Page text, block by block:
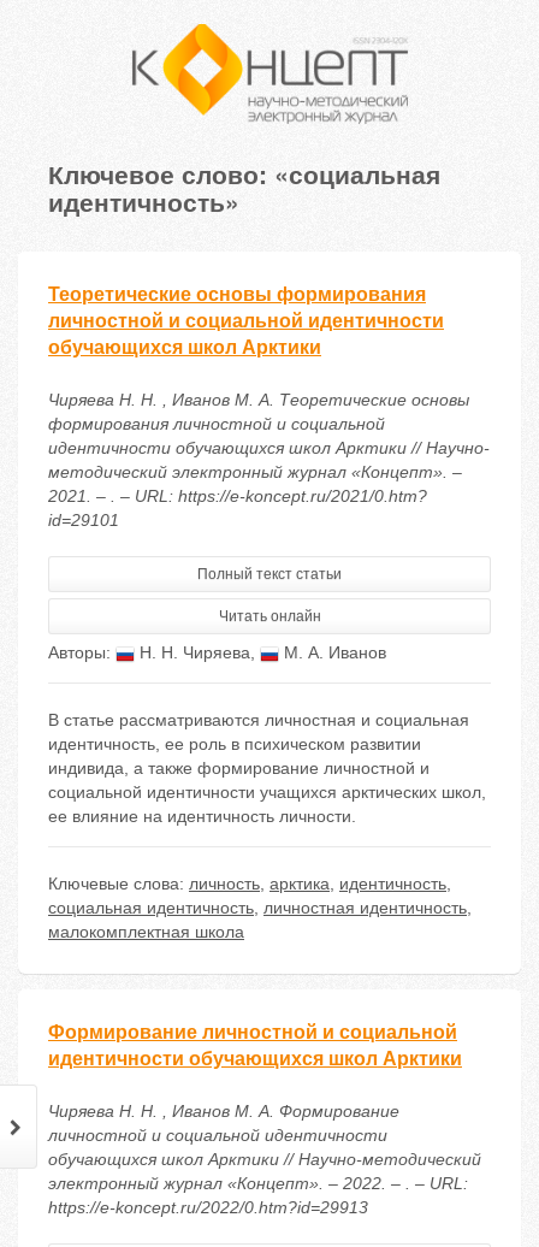
Ключевое слово: «социальная
идентичность»
Теоретические основы формирования
личностной и социальной идентичности
обучающихся школ Арктики
Чиряева Н. Н. , Иванов М. А. Теоретические основы
формирования личностной и социальной
идентичности обучающихся школ Арктики // Научно-
методический электронный журнал «Концепт». –
2021. – . – URL: https://e-koncept.ru/2021/0.htm?
id=29101
Полный текст статьи
Читать онлайн
Авторы: Н. Н. Чиряева, М. А. Иванов
В статье рассматриваются личностная и социальная
идентичность, ее роль в психическом развитии
индивида, а также формирование личностной и
социальной идентичности учащихся арктических школ,
ее влияние на идентичность личности.
Ключевые слова: личность, арктика, идентичность,
социальная идентичность, личностная идентичность,
малокомплектная школа
Формирование личностной и социальной
идентичности обучающихся школ Арктики
Чиряева Н. Н. , Иванов М. А. Формирование
личностной и социальной идентичности
обучающихся школ Арктики // Научно-методический
электронный журнал «Концепт». – 2022. – . – URL:
https://e-koncept.ru/2022/0.htm?id=29913